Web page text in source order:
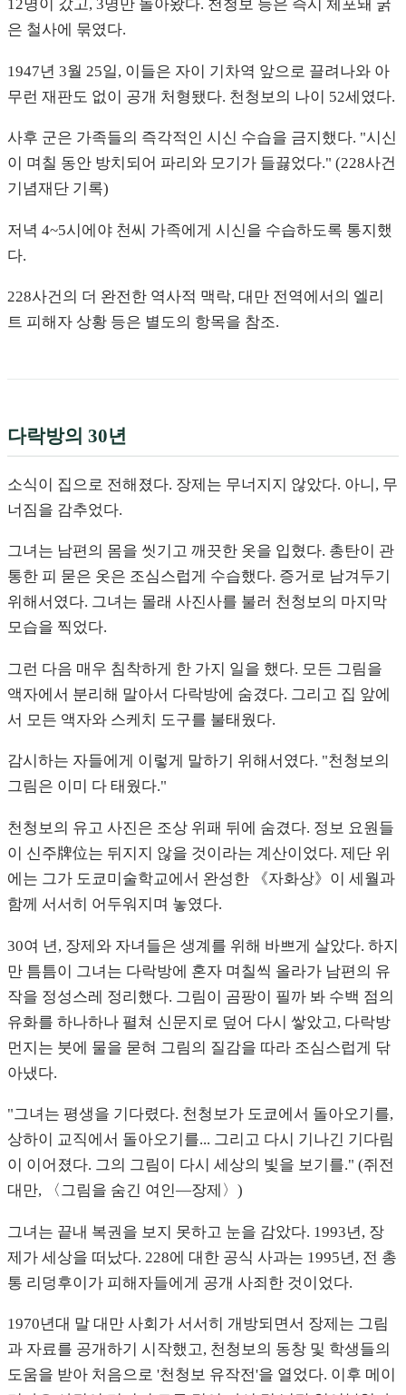
12명이 갔고, 3명만 돌아왔다. 천청보 등은 즉시 체포돼 굵
은 철사에 묶였다.
1947년 3월 25일, 이들은 자이 기차역 앞으로 끌려나와 아
무런 재판도 없이 공개 처형됐다. 천청보의 나이 52세였다.
사후 군은 가족들의 즉각적인 시신 수습을 금지했다. "시신
이 며칠 동안 방치되어 파리와 모기가 들끓었다." (228사건
기념재단 기록)
저녁 4~5시에야 천씨 가족에게 시신을 수습하도록 통지했
다.
228사건의 더 완전한 역사적 맥락, 대만 전역에서의 엘리
트 피해자 상황 등은 별도의 항목을 참조.
다락방의 30년
소식이 집으로 전해졌다. 장제는 무너지지 않았다. 아니, 무
너짐을 감추었다.
그녀는 남편의 몸을 씻기고 깨끗한 옷을 입혔다. 총탄이 관
통한 피 묻은 옷은 조심스럽게 수습했다. 증거로 남겨두기
위해서였다. 그녀는 몰래 사진사를 불러 천청보의 마지막
모습을 찍었다.
그런 다음 매우 침착하게 한 가지 일을 했다. 모든 그림을
액자에서 분리해 말아서 다락방에 숨겼다. 그리고 집 앞에
서 모든 액자와 스케치 도구를 불태웠다.
감시하는 자들에게 이렇게 말하기 위해서였다. "천청보의
그림은 이미 다 태웠다."
천청보의 유고 사진은 조상 위패 뒤에 숨겼다. 정보 요원들
이 신주牌位는 뒤지지 않을 것이라는 계산이었다. 제단 위
에는 그가 도쿄미술학교에서 완성한 《자화상》이 세월과
함께 서서히 어두워지며 놓였다.
30여 년, 장제와 자녀들은 생계를 위해 바쁘게 살았다. 하지
만 틈틈이 그녀는 다락방에 혼자 며칠씩 올라가 남편의 유
작을 정성스레 정리했다. 그림이 곰팡이 필까 봐 수백 점의
유화를 하나하나 펼쳐 신문지로 덮어 다시 쌓았고, 다락방
먼지는 붓에 물을 묻혀 그림의 질감을 따라 조심스럽게 닦
아냈다.
"그녀는 평생을 기다렸다. 천청보가 도쿄에서 돌아오기를,
상하이 교직에서 돌아오기를... 그리고 다시 기나긴 기다림
이 이어졌다. 그의 그림이 다시 세상의 빛을 보기를." (쥐전
대만, 〈그림을 숨긴 여인—장제〉)
그녀는 끝내 복권을 보지 못하고 눈을 감았다. 1993년, 장
제가 세상을 떠났다. 228에 대한 공식 사과는 1995년, 전 총
통 리덩후이가 피해자들에게 공개 사죄한 것이었다.
1970년대 말 대만 사회가 서서히 개방되면서 장제는 그림
과 자료를 공개하기 시작했고, 천청보의 동창 및 학생들의
도움을 받아 처음으로 '천청보 유작전'을 열었다. 이후 메이